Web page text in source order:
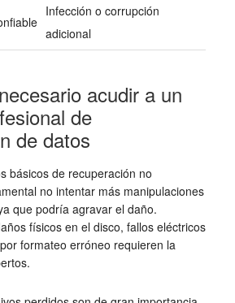
Infección o corrupción
adicional
acudir a un
de
de datos
básicos de recuperación no
no intentar más manipulaciones
que podría agravar el daño.
físicos en el disco, fallos eléctricos
formateo erróneo requieren la